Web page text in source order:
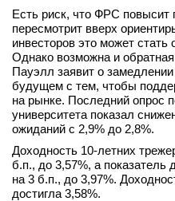
Есть риск, что ФРС
пересмотрит вверх
инвесторов это может
Однако возможна и
Пауэлл заявит о
будущем с тем, чтобы
на рынке. Последний опрос
университета показал
ожиданий с 2,9% до 2,8%.
Доходность 10-летних
б.п., до 3,57%, а показатель
на 3 б.п., до 3,97%.
достигла 3,58%.